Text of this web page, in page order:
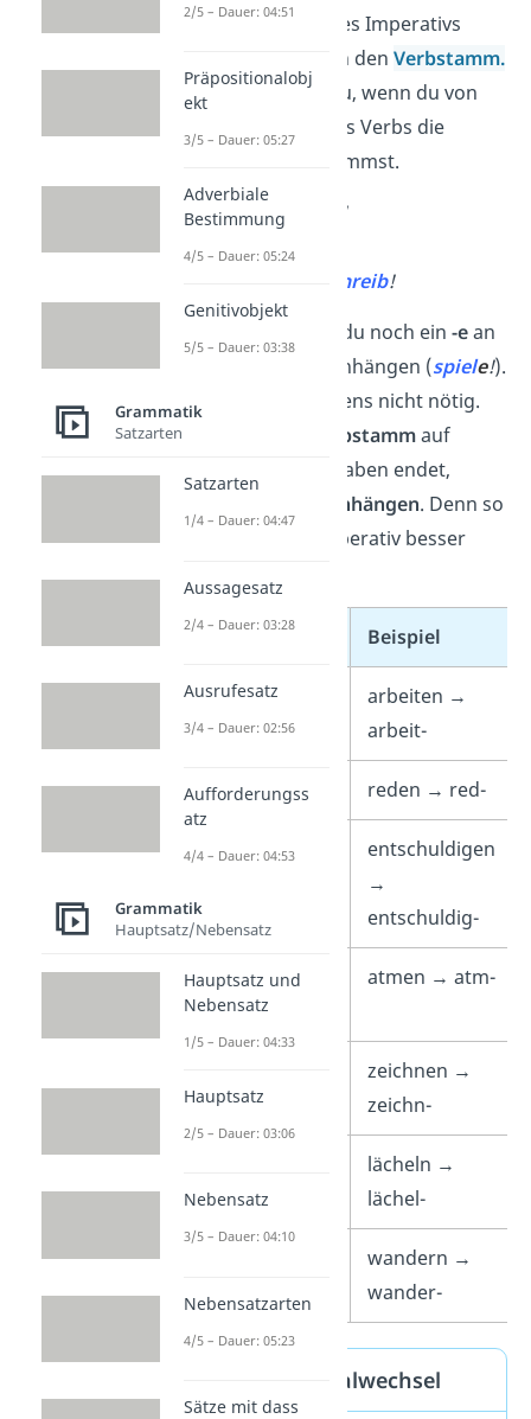
Für die du-Form des Imperativs
benutzt du einfach den Verbstamm.
Den bekommst du, wenn du von
des Verbs die
wegnimmst.
🎲spielen→
🏃lauf →lauf
schreib!
Zusätzlich kannst du noch ein -ean
den Verbstamm anhängen (spiele!).
Das ist aber meistens nicht nötig.
Nur w
Verbstammauf
bestimmte Buchstaben endet,
-e anhängen. Denn so
kannst du den Imperativ besser
Stammendung Beispiel
-t
arbeiten →
arbeit-
-d reden → red-
-ig
entschuldigen
→
entschuldig-
Konsonant + -
m
atmen → atm-
n
zeichnen →
zeichn-
lächeln →
lächel-
wandern →
wander-
❗Achtung Vokalwechsel
2/5 – Dauer: 04:51
Präpositionalobj
ekt
3/5 – Dauer: 05:27
Adverbiale
Bestimmung
4/5 – Dauer: 05:24
Genitivobjekt
5/5 – Dauer: 03:38
Grammatik
Satzarten
Satzarten
1/4 – Dauer: 04:47
Aussagesatz
2/4 – Dauer: 03:28
Ausrufesatz
3/4 – Dauer: 02:56
Aufforderungss
atz
4/4 – Dauer: 04:53
Grammatik
Hauptsatz/Nebensatz
Hauptsatz und
Nebensatz
1/5 – Dauer: 04:33
Hauptsatz
2/5 – Dauer: 03:06
Nebensatz
3/5 – Dauer: 04:10
Nebensatzarten
4/5 – Dauer: 05:23
Sätze mit dass